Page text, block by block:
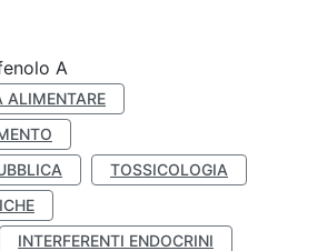
A
ALIMENTARE
TOSSICOLOGIA
INTERFERENTI ENDOCRINI